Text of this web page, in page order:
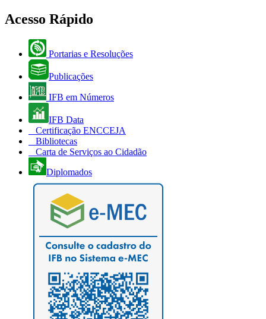
Acesso Rápido
Portarias e Resoluções
Publicações
IFB em Números
IFB Data
Certificação ENCCEJA
Bibliotecas
Carta de Serviços ao Cidadão
Diplomados